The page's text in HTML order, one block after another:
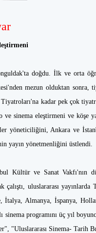
doğdu. İlk ve orta
mezun olduktan sonra,
kadar pek çok
ve sinema eleştirmeni ve köşe
yöneticiliğini, Ankara ve
yayın yönetmenliğini üstlendi.
Kültür ve Sanat Vakfı'nın
çalıştı, uluslararası
İtalya, Almanya, İspanya,
sinema programını üç yıl
"Uluslararası Sinema- Tarih